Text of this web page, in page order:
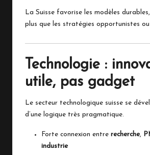
La Suisse favorise les modèles
plus que les stratégies opportunistes ou
Technologie :
utile, pas gadget
Le secteur technologique suisse se
d’une logique très pragmatique.
Forte connexion entre recherche,
industrie